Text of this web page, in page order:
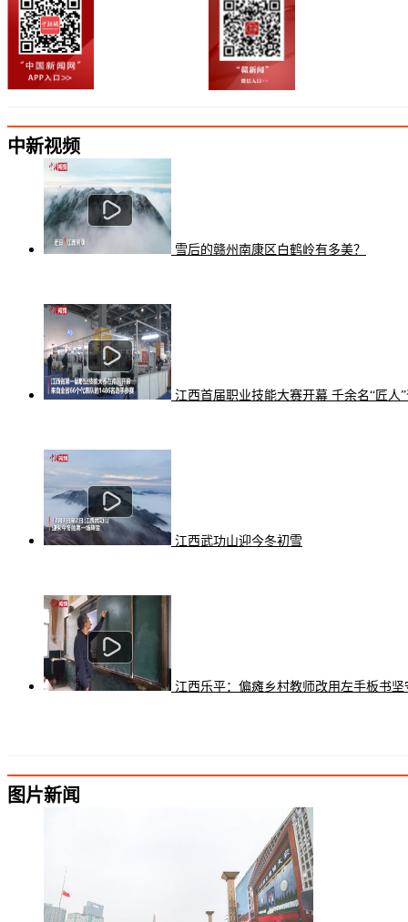
中新视频
雪后的赣州南康区白鹤岭有多美？
江西首届职业技能大赛开幕 千余名“匠人
江西武功山迎今冬初雪
江西乐平：偏瘫乡村教师改用左手板书坚
图片新闻